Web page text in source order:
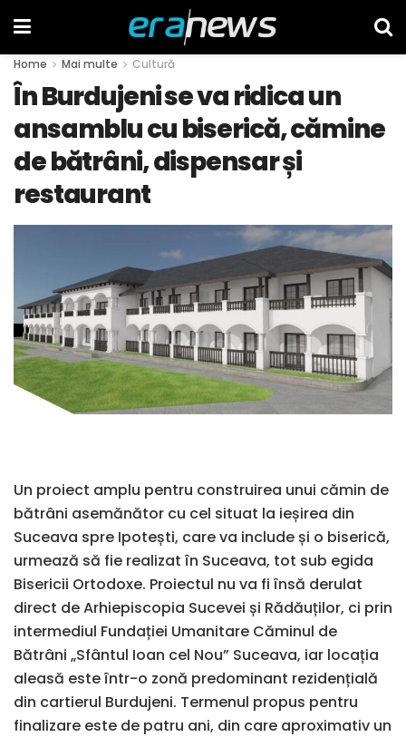
Home Mai multe Cultură
În Burdujeni se va ridica un
ansamblu cu biserică, cămine
de bătrâni, dispensar și
restaurant
Un proiect amplu pentru construirea unui cămin de
bătrâni asemănător cu cel situat la ieșirea din
Suceava spre Ipotești, care va include și o biserică,
urmează să fie realizat în Suceava, tot sub egida
Bisericii Ortodoxe. Proiectul nu va fi însă derulat
direct de Arhiepiscopia Sucevei și Rădăuților, ci prin
intermediul Fundației Umanitare Căminul de
Bătrâni „Sfântul Ioan cel Nou” Suceava, iar locația
aleasă este într-o zonă predominant rezidențială
din cartierul Burdujeni. Termenul propus pentru
finalizare este de patru ani, din care aproximativ un